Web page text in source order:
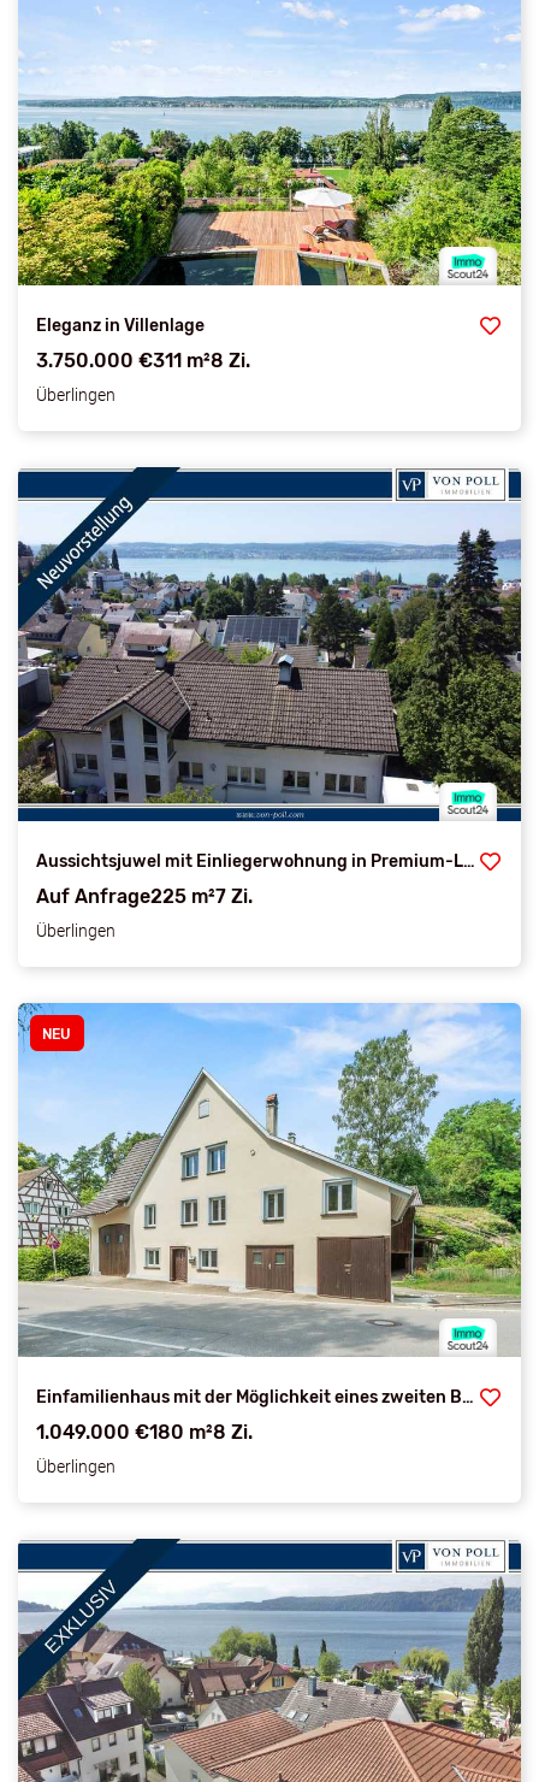
Eleganz in Villenlage
3.750.000 €311 m²8 Zi.
Überlingen
Aussichtsjuwel mit Einliegerwohnung in Premium-Lage von Überlingen
Auf Anfrage225 m²7 Zi.
Überlingen
NEU
Einfamilienhaus mit der Möglichkeit eines zweiten Baufensters in Goldbach
1.049.000 €180 m²8 Zi.
Überlingen